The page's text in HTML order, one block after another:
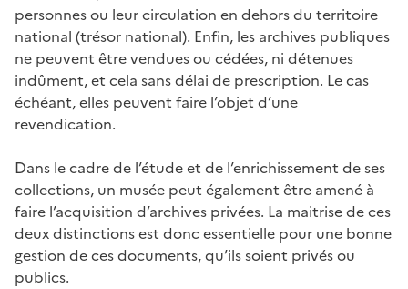
personnes ou leur circulation en dehors du territoire
national (trésor national). Enfin, les archives publiques
ne peuvent être vendues ou cédées, ni détenues
indûment, et cela sans délai de prescription. Le cas
échéant, elles peuvent faire l’objet d’une
revendication.
Dans le cadre de l’étude et de l’enrichissement de ses
collections, un musée peut également être amené à
faire l’acquisition d’archives privées. La maitrise de ces
deux distinctions est donc essentielle pour une bonne
gestion de ces documents, qu’ils soient privés ou
publics.